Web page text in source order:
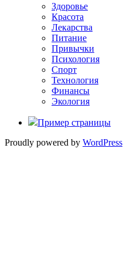
Здоровье
Красота
Лекарства
Питание
Привычки
Психология
Спорт
Технология
Финансы
Экология
Пример страницы
Proudly powered by WordPress